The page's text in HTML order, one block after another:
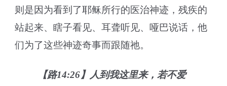
则是因为看到了耶稣所行的医治神迹，残疾的
站起来、瞎子看见、耳聋听见、哑巴说话，他
们为了这些神迹奇事而跟随祂。
【路14:26】人到我这里来，若不爱